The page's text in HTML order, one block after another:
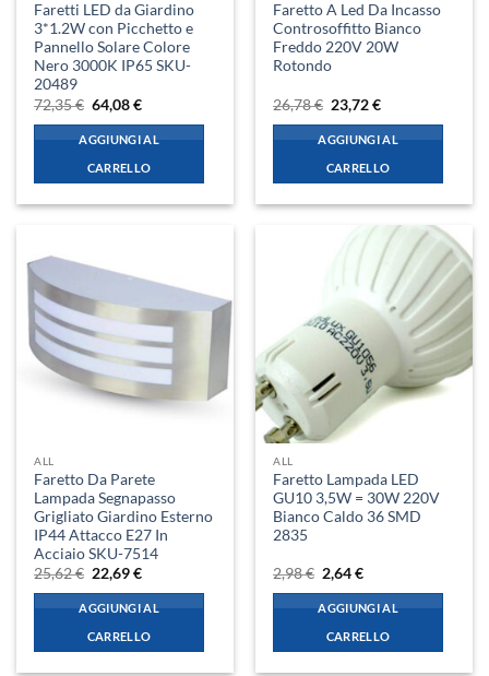
Faretti LED da Giardino
3*1.2W con Picchetto e
Pannello Solare Colore
Nero 3000K IP65 SKU-
20489
72,35€ Il
prezzo
originale
era:
72,35 €.
64,08€Il
attuale
è:
64,08 €.
AGGIUNGI AL
CARRELLO
Faretto A Led Da Incasso
Controsoffitto Bianco
Freddo 220V 20W
Rotondo
26,78€ Il
prezzo
originale
era:
26,78 €.
23,72€Il
attuale
è:
23,72 €.
AGGIUNGI AL
CARRELLO
ALL
Faretto Da Parete
Lampada Segnapasso
Grigliato Giardino Esterno
IP44 Attacco E27 In
Acciaio SKU-7514
25,62€ Il
prezzo
originale
era:
25,62 €.
22,69€Il
attuale
è:
22,69 €.
AGGIUNGI AL
CARRELLO
ALL
Faretto Lampada LED
GU10 3,5W = 30W 220V
Bianco Caldo 36 SMD
2835
2,98€ Il
prezzo
originale
era:
2,98 €.
2,64€Il
attuale
è:
2,64 €.
AGGIUNGI AL
CARRELLO